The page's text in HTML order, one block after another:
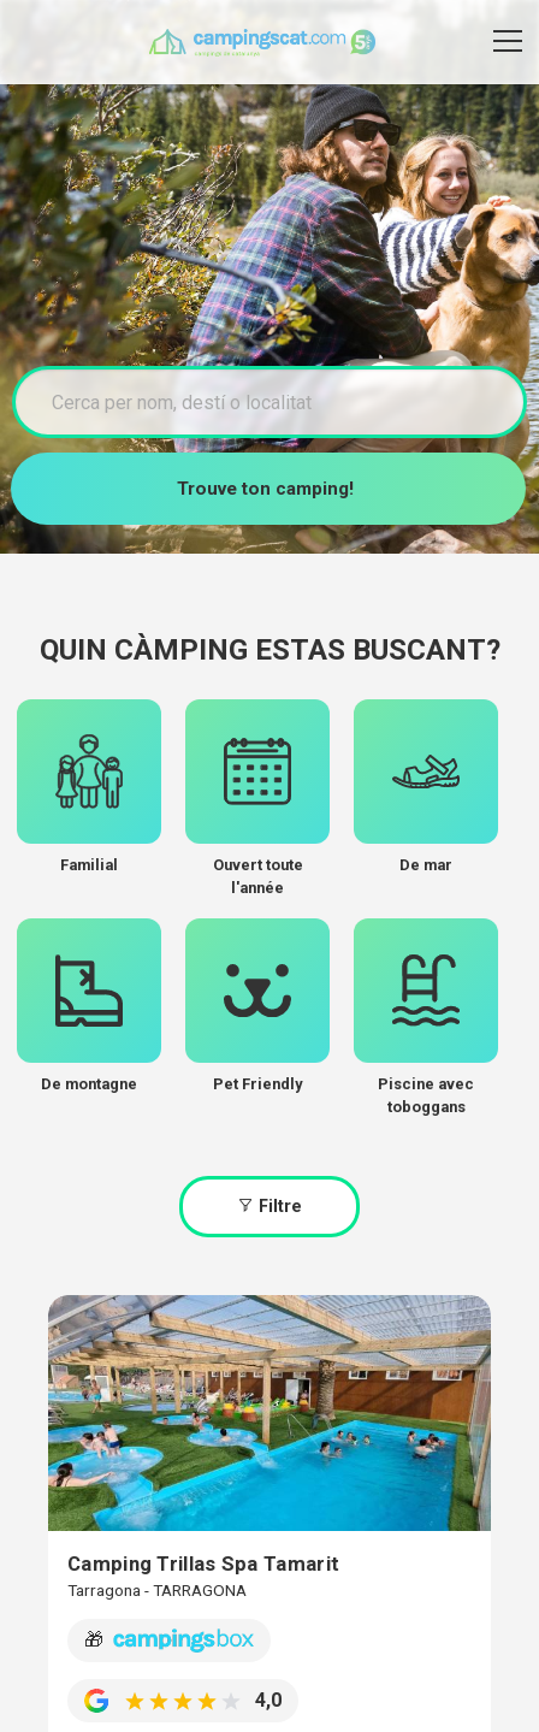
Trouve ton camping!
QUIN CÀMPING ESTAS BUSCANT?
Familial
Ouvert toute
l'année
De mar
De montagne Pet Friendly
Piscine avec
toboggans
Filtre
Camping Trillas Spa Tamarit
Tarragona - TARRAGONA
🎁
4,0